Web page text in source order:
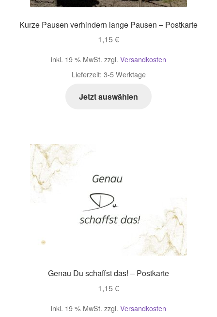
Kurze Pausen verhindern lange Pausen – Postkarte
1,15 €
inkl. 19 % MwSt. zzgl. Versandkosten
Lieferzeit: 3-5 Werktage
Jetzt auswählen
Genau Du schaffst das! – Postkarte
1,15 €
inkl. 19 % MwSt. zzgl. Versandkosten